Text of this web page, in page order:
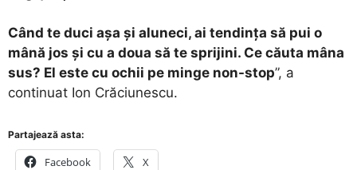
Când te duci așa și aluneci, ai tendința să pui o
mână jos și cu a doua să te sprijini. Ce căuta mâna
sus? El este cu ochii pe minge non-stop”, a
continuat Ion Crăciunescu.
Partajează asta:
Facebook X